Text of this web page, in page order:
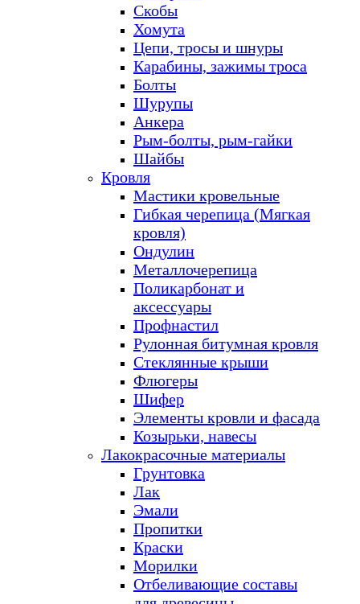
Скобы
Хомута
Цепи, тросы и шнуры
Карабины, зажимы троса
Болты
Шурупы
Анкера
Рым-болты, рым-гайки
Шайбы
Кровля
Мастики кровельные
Гибкая черепица (Мягкая
кровля)
Ондулин
Металлочерепица
Поликарбонат и
аксессуары
Профнастил
Рулонная битумная кровля
Стеклянные крыши
Флюгеры
Шифер
Элементы кровли и фасада
Козырьки, навесы
Лакокрасочные материалы
Грунтовка
Лак
Эмали
Пропитки
Краски
Морилки
Отбеливающие составы